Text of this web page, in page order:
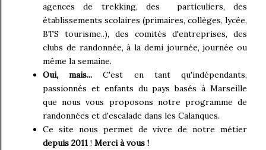
agences de trekking, des particuliers, des
établissements scolaires (primaires, collèges, lycée,
BTS tourisme..), des comités d'entreprises, des
clubs de randonnée, à la demi journée, journée ou
même la semaine.
Oui, mais... C'est en tant qu'indépendants,
passionnés et enfants du pays basés à Marseille
que nous vous proposons notre programme de
randonnées et d'escalade dans les Calanques.
Ce site nous permet de vivre de notre métier
depuis 2011 ! Merci à vous !